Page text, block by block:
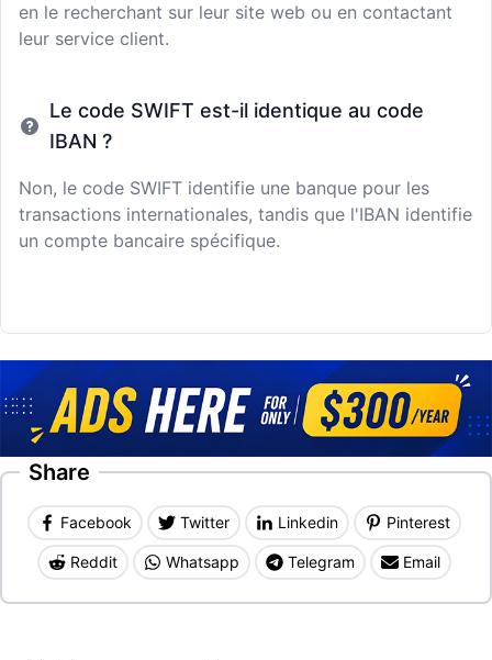
en le recherchant sur leur site web ou en contactant
leur service client.
Le code SWIFT est-il identique au code
IBAN ?
Non, le code SWIFT identifie une banque pour les
transactions internationales, tandis que l'IBAN identifie
un compte bancaire spécifique.
Share
Facebook Twitter Linkedin Pinterest
Reddit Whatsapp Telegram Email